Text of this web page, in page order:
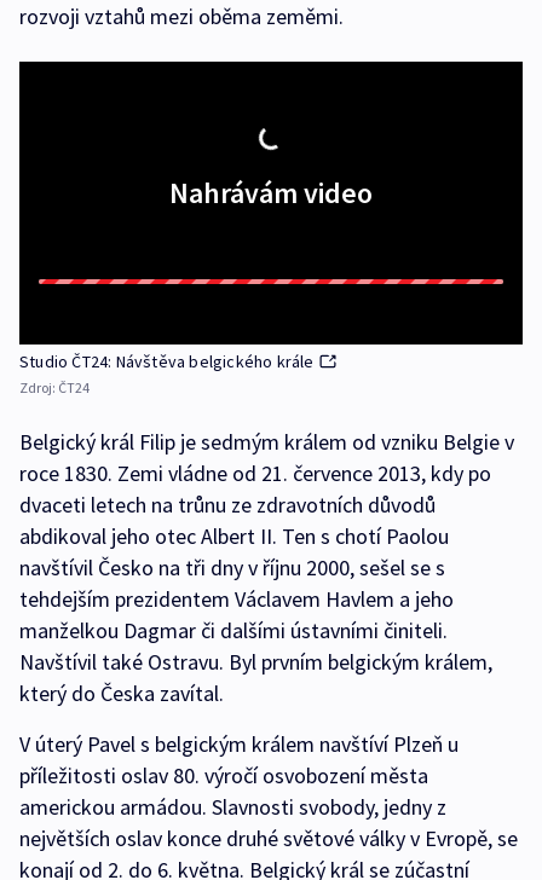
rozvoji vztahů mezi oběma zeměmi.
Nahrávám video
Studio ČT24: Návštěva belgického krále
Zdroj: ČT24
Belgický král Filip je sedmým králem od vzniku Belgie v
roce 1830. Zemi vládne od 21. července 2013, kdy po
dvaceti letech na trůnu ze zdravotních důvodů
abdikoval jeho otec Albert II. Ten s chotí Paolou
navštívil Česko na tři dny v říjnu 2000, sešel se s
tehdejším prezidentem Václavem Havlem a jeho
manželkou Dagmar či dalšími ústavními činiteli.
Navštívil také Ostravu. Byl prvním belgickým králem,
který do Česka zavítal.
V úterý Pavel s belgickým králem navštíví Plzeň u
příležitosti oslav 80. výročí osvobození města
americkou armádou. Slavnosti svobody, jedny z
největších oslav konce druhé světové války v Evropě, se
konají od 2. do 6. května. Belgický král se zúčastní